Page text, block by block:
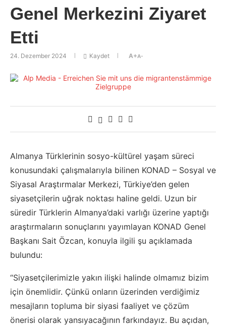
Genel Merkezini Ziyaret
Etti
24. Dezember 2024 Kaydet A+A-
Almanya Türklerinin sosyo-kültürel yaşam süreci
konusundaki çalışmalarıyla bilinen KONAD – Sosyal ve
Siyasal Araştırmalar Merkezi, Türkiye’den gelen
siyasetçilerin uğrak noktası haline geldi. Uzun bir
süredir Türklerin Almanya’daki varlığı üzerine yaptığı
araştırmaların sonuçlarını yayımlayan KONAD Genel
Başkanı Sait Özcan, konuyla ilgili şu açıklamada
bulundu:
“Siyasetçilerimizle yakın ilişki halinde olmamız bizim
için önemlidir. Çünkü onların üzerinden verdiğimiz
mesajların topluma bir siyasi faaliyet ve çözüm
önerisi olarak yansıyacağının farkındayız. Bu açıdan,